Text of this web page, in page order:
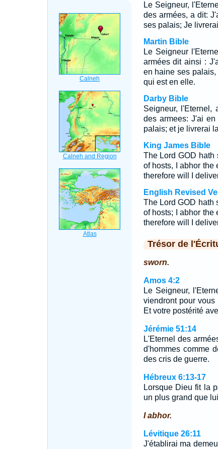
Le Seigneur,
des armées, a dit:
ses palais; Je
Martin Bible
Le Seigneur
armées dit ainsi :
en haine ses
qui est en elle.
Darby Bible
Seigneur,
des armees: J'ai
palais; et je livrerai
King James Bible
The Lord GOD hath
of hosts, I abhor the
therefore will I
English Revised
The Lord GOD hath
of hosts; I abhor the
therefore will I
Trésor de
sworn.
Amos 4:2
Le Seigneur,
viendront pour
Et votre postérité
Jérémie 51:14
L'Eternel des
d'hommes comme
des cris de guerre.
Hébreux 6:13-17
Lorsque Dieu fit la
un plus grand que
I abhor.
Lévitique 26:11
J'établirai ma